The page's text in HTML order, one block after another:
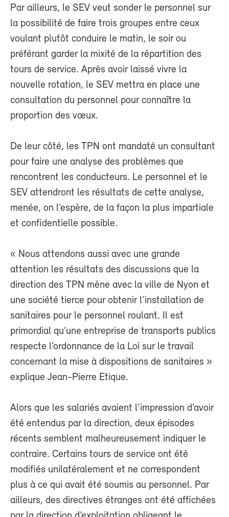
Par ailleurs, le SEV veut sonder le personnel sur
la possibilité de faire trois groupes entre ceux
voulant plutôt conduire le matin, le soir ou
préférant garder la mixité de la répartition des
tours de service. Après avoir laissé vivre la
nouvelle rotation, le SEV mettra en place une
consultation du personnel pour connaître la
proportion des vœux.
De leur côté, les TPN ont mandaté un consultant
pour faire une analyse des problèmes que
rencontrent les conducteurs. Le personnel et le
SEV attendront les résultats de cette analyse,
menée, on l’espère, de la façon la plus impartiale
et confidentielle possible.
« Nous attendons aussi avec une grande
attention les résultats des discussions que la
direction des TPN mène avec la ville de Nyon et
une société tierce pour obtenir l’installation de
sanitaires pour le personnel roulant. Il est
primordial qu’une entreprise de transports publics
respecte l’ordonnance de la Loi sur le travail
concernant la mise à dispositions de sanitaires »
explique Jean-Pierre Etique.
Alors que les salariés avaient l’impression d’avoir
été entendus par la direction, deux épisodes
récents semblent malheureusement indiquer le
contraire. Certains tours de service ont été
modifiés unilatéralement et ne correspondent
plus à ce qui avait été soumis au personnel. Par
ailleurs, des directives étranges ont été affichées